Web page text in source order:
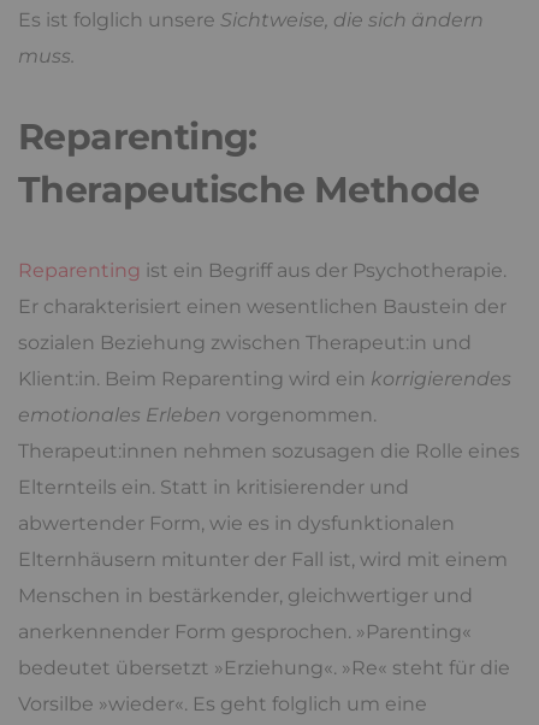
Es ist folglich unsere Sichtweise, die sich ändern
muss.
Reparenting:
Therapeutische Methode
Reparenting ist ein Begriff aus der Psychotherapie.
Er charakterisiert einen wesentlichen Baustein der
sozialen Beziehung zwischen Therapeut:in und
Klient:in. Beim Reparenting wird ein korrigierendes
emotionales Erleben vorgenommen.
Therapeut:innen nehmen sozusagen die Rolle eines
Elternteils ein. Statt in kritisierender und
abwertender Form, wie es in dysfunktionalen
Elternhäusern mitunter der Fall ist, wird mit einem
Menschen in bestärkender, gleichwertiger und
anerkennender Form gesprochen. »Parenting«
bedeutet übersetzt »Erziehung«. »Re« steht für die
Vorsilbe »wieder«. Es geht folglich um eine